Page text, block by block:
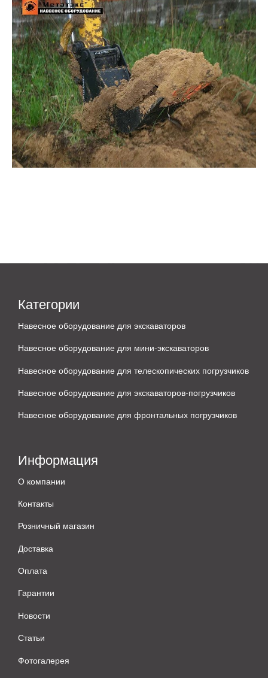
Категории
Навесное оборудование для экскаваторов
Навесное оборудование для мини-экскаваторов
Навесное оборудование для телескопических погрузчиков
Навесное оборудование для экскаваторов-погрузчиков
Навесное оборудование для фронтальных погрузчиков
Информация
О компании
Контакты
Розничный магазин
Доставка
Оплата
Гарантии
Новости
Статьи
Фотогалерея